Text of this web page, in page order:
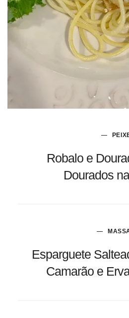
Robalo e
Dourados
Esparguete
Camarão e